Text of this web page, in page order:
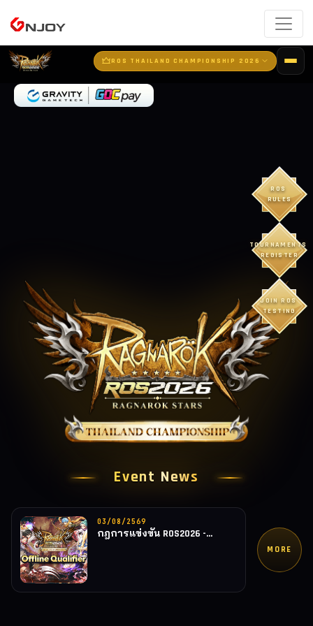
ROS THAILAND CHAMPIONSHIP 2026
ROS
RULES
TOURNAMENTS
REGISTER
JOIN ROS
TESTING
Event News
03/08/2569
กฎการแข่งขัน ROS2026 -
MORE